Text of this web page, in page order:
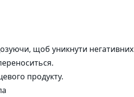
щоб уникнути
продукту.